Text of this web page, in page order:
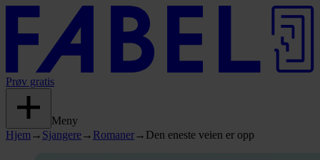
Prøv gratis
Meny
Hjem → Sjangere→ Romaner→ Den eneste veien er opp